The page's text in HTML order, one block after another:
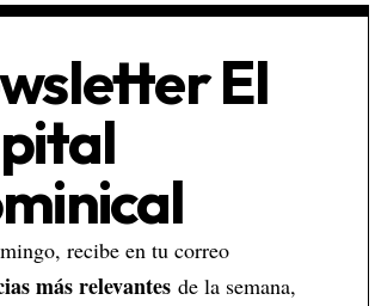
El
recibe en tu correo
más relevantesde la semana,